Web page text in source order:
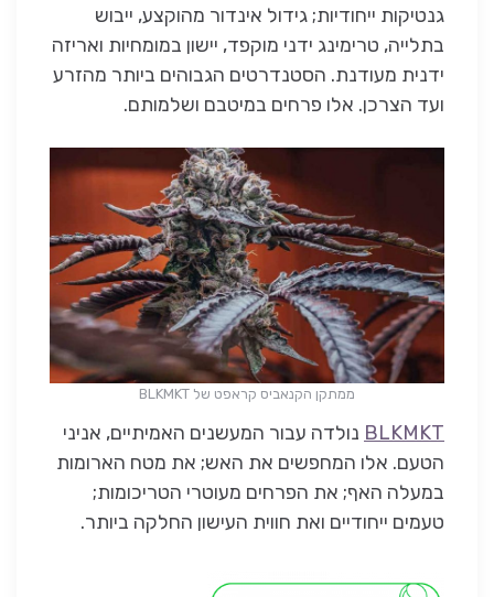
גנטיקות ייחודיות; גידול אינדור מהוקצע, ייבוש
בתלייה, טרימינג ידני מוקפד, יישון במומחיות ואריזה
ידנית מעודנת. הסטנדרטים הגבוהים ביותר מהזרע
ועד הצרכן. אלו פרחים במיטבם ושלמותם.
ממתקן הקנאביס קראפט של BLKMKT
BLKMKT נולדה עבור המעשנים האמיתיים, אניני
הטעם. אלו המחפשים את האש; את מטח הארומות
במעלה האף; את הפרחים מעוטרי הטריכומות;
טעמים ייחודיים ואת חווית העישון החלקה ביותר.